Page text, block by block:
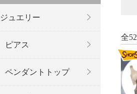
全
ジュエリー
ピアス
ペンダントトップ